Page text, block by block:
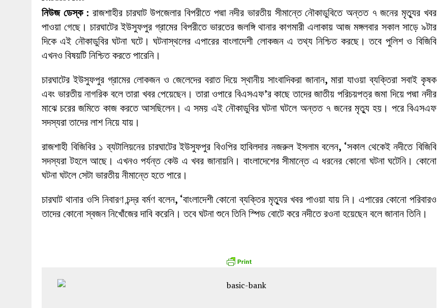
27 MAY 2026 | লোহাগড়ায় চেয়ারম্যান প্রার্থী আতিকুল ইসলামের ঈদ সামগ্রী বিতরন
1 AUGUST 2026 | লোহাগড়ায় জাল দলিলে নামজারি ॥ এসিল্যান্ড অফিসে ভয়াবহ দুর্নীতি
নিউজ ডেস্ক : রাজশাহীর চারঘাট উপজেলার বিপরীতে পদ্মা নদীর ভারতীয় সীমান্তে নৌকাডুবিতে অন্তত ৭ জনের মৃত্যুর খবর
পাওয়া গেছে। চারঘাটের ইউসুফপুর গ্রামের বিপরীতে ভারতের জলঙ্গি থানার কাগমারী এলাকায় আজ মঙ্গলবার সকাল সাড়ে ৯টার
দিকে এই নৌকাডুবির ঘটনা ঘটে। ঘটনাস্থলের এপারের বাংলাদেশী লোকজন এ তথ্য নিশ্চিত করছে। তবে পুলিশ ও বিজিবি
এখনও বিষয়টি নিশ্চিত করতে পারেনি।
চারঘাটের ইউসুফপুর গ্রামের লোকজন ও জেলেদের বরাত দিয়ে স্থানীয় সাংবাদিকরা জানান,মারা যাওয়া ব্যক্তিরা সবাই কৃষক
এবং ভারতীয় নাগরিক বলে তারা খবর পেয়েছেন। তারা ওপারে বিএসএফ’র কাছে তাদের জাতীয় পরিচয়পত্র জমা দিয়ে পদ্মা নদীর
মাঝে চরের জমিতে কাজ করতে আসছিলেন। এ সময় এই নৌকাডুবির ঘটনা ঘটলে অন্তত ৭ জনের মৃত্যু হয়। পরে বিএসএফ
সদস্যরা তাদের লাশ নিয়ে যায়।
রাজশাহী বিজিবির ১ ব্যটালিয়নের চারঘাটের ইউসুফপুর বিওপির হাবিলদার নজরুল ইসলাম বলেন, ‘সকাল থেকেই নদীতে বিজিবি
সদস্যরা টহলে আছে। এখনও পর্যন্ত কেউ এ খবর জানায়নি। বাংলাদেশের সীমান্তে এ ধরনের কোনো ঘটনা ঘটেনি। কোনো
ঘটনা ঘটলে সেটা ভারতীয় নীমান্তে হতে পারে।
চারঘাট থানার ওসি নিবারণ চন্দ্র বর্মণ বলেন, ‘বাংলাদেশী কোনো ব্যক্তির মৃত্যুর খবর পাওয়া যায় নি। এপারের কোনো পরিবারও
তাদের কোনো স্বজন নিখোঁজের দাবি করেনি। তবে ঘটনা শুনে তিনি স্পিড বোটে করে নদীতে রওনা হয়েছেন বলে জানান তিনি।